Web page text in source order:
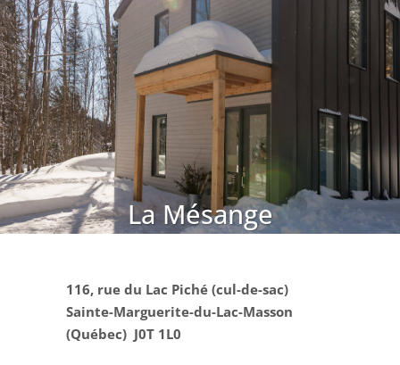
La Mésange
Un espace de vie en
pleine nature
116, rue du Lac Piché (cul-de-sac)
Sainte-Marguerite-du-Lac-Masson
(Québec) J0T 1L0